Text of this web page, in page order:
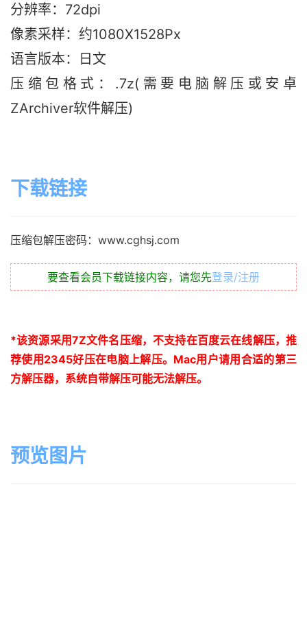
分辨率：72dpi
像素采样：约1080X1528Px
语言版本：日文
压缩包格式：.7z(需要电脑解压或安卓
ZArchiver软件解压)
下载链接
压缩包解压密码：www.cghsj.com
要查看会员下载链接内容，请您先登录/注册
*该资源采用7Z文件名压缩，不支持在百度云在线解压，推
荐使用2345好压在电脑上解压。 Mac用户请用合适的第三
方解压器，系统自带解压可能无法解压。
预览图片